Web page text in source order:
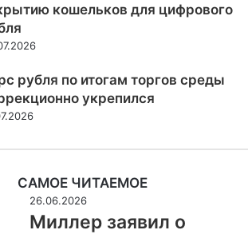
кошельков для цифрового
рубля по итогам торгов среды
укрепился
САМОЕ ЧИТАЕМОЕ
Миллер
заявил
26.06.2026
Миллер заявил о